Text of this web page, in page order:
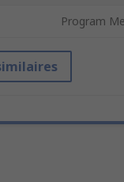
Program